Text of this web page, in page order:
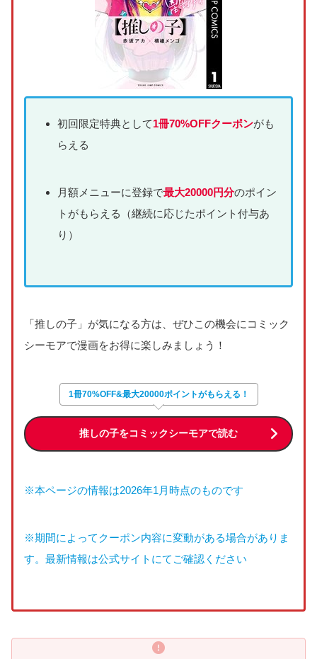
初回限定特典として1冊70%OFFクーポンがも
らえる
月額メニューに登録で最大20000円分のポイン
トがもらえる（継続に応じたポイント付与あ
り）
「推しの子」が気になる方は、ぜひこの機会にコミック
シーモアで漫画をお得に楽しみましょう！
1冊70%OFF&最大20000ポイントがもらえる！
推しの子をコミックシーモアで読む
※本ページの情報は2026年1月時点のものです
※期間によってクーポン内容に変動がある場合がありま
す。最新情報は公式サイトにてご確認ください